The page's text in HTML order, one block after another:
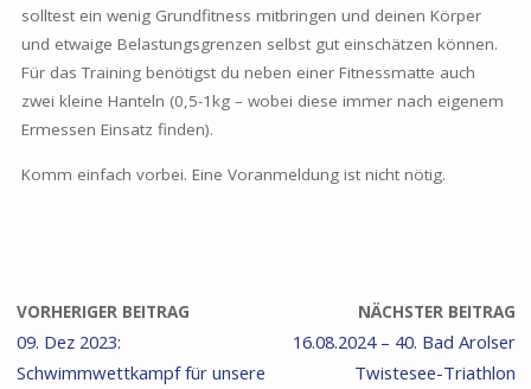
solltest ein wenig Grundfitness mitbringen und deinen Körper
und etwaige Belastungsgrenzen selbst gut einschätzen können.
Für das Training benötigst du neben einer Fitnessmatte auch
zwei kleine Hanteln (0,5-1kg – wobei diese immer nach eigenem
Ermessen Einsatz finden).
Komm einfach vorbei. Eine Voranmeldung ist nicht nötig.
VORHERIGER BEITRAG
09. Dez 2023:
Schwimmwettkampf für unsere
NÄCHSTER BEITRAG
16.08.2024 – 40. Bad Arolser
Twistesee-Triathlon